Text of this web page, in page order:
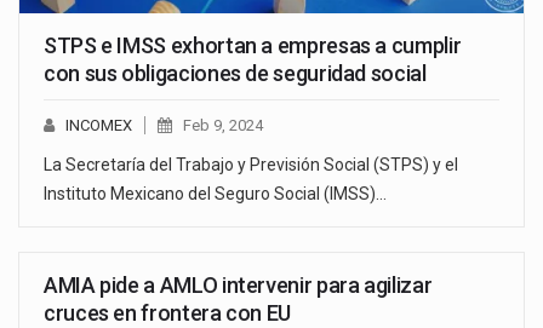
STPS e IMSS exhortan a empresas a cumplir
con sus obligaciones de seguridad social
INCOMEX Feb 9, 2024
La Secretaría del Trabajo y Previsión Social (STPS) y el
Instituto Mexicano del Seguro Social (IMSS)…
AMIA pide a AMLO intervenir para agilizar
cruces en frontera con EU